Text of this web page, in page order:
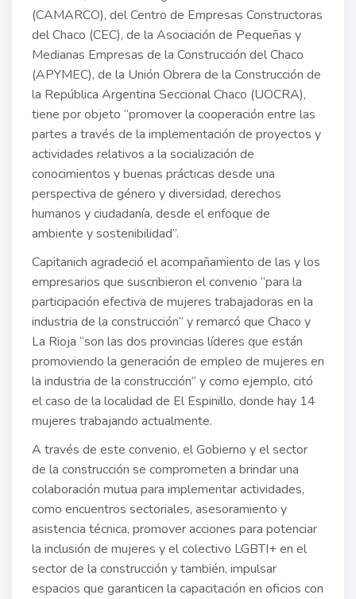
(CAMARCO), del Centro de Empresas Constructoras
del Chaco (CEC), de la Asociación de Pequeñas y
Medianas Empresas de la Construcción del Chaco
(APYMEC), de la Unión Obrera de la Construcción de
la República Argentina Seccional Chaco (UOCRA),
tiene por objeto “promover la cooperación entre las
partes a través de la implementación de proyectos y
actividades relativos a la socialización de
conocimientos y buenas prácticas desde una
perspectiva de género y diversidad, derechos
humanos y ciudadanía, desde el enfoque de
ambiente y sostenibilidad”.
Capitanich agradeció el acompañamiento de las y los
empresarios que suscribieron el convenio “para la
participación efectiva de mujeres trabajadoras en la
industria de la construcción” y remarcó que Chaco y
La Rioja “son las dos provincias líderes que están
promoviendo la generación de empleo de mujeres en
la industria de la construcción” y como ejemplo, citó
el caso de la localidad de El Espinillo, donde hay 14
mujeres trabajando actualmente.
A través de este convenio, el Gobierno y el sector
de la construcción se comprometen a brindar una
colaboración mutua para implementar actividades,
como encuentros sectoriales, asesoramiento y
asistencia técnica, promover acciones para potenciar
la inclusión de mujeres y el colectivo LGBTI+ en el
sector de la construcción y también, impulsar
espacios que garanticen la capacitación en oficios con